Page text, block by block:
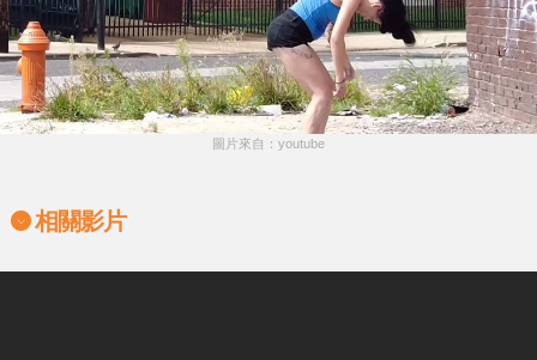
圖片來自：youtube
相關影片